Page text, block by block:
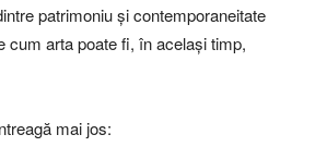
patrimoniu și contemporaneitate
arta poate fi, în același timp,
mai jos: